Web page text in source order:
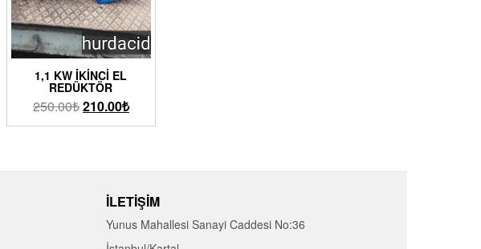
1,1 KW İKINCI EL
REDÜKTÖR
250.00₺210.00₺
İLETIŞIM
Yunus Mahallesi Sanayi Caddesi No:36